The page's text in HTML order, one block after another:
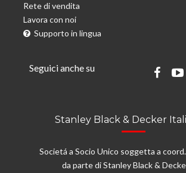
Rete di vendita
Lavora con noi
Supporto in lingua
Seguici anche su
Stanley Black & Decker
Societá a Socio Unico soggetta a
da parte di Stanley Black &